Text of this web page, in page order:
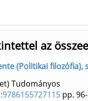
az
(Politikai
Tudományos
pp.